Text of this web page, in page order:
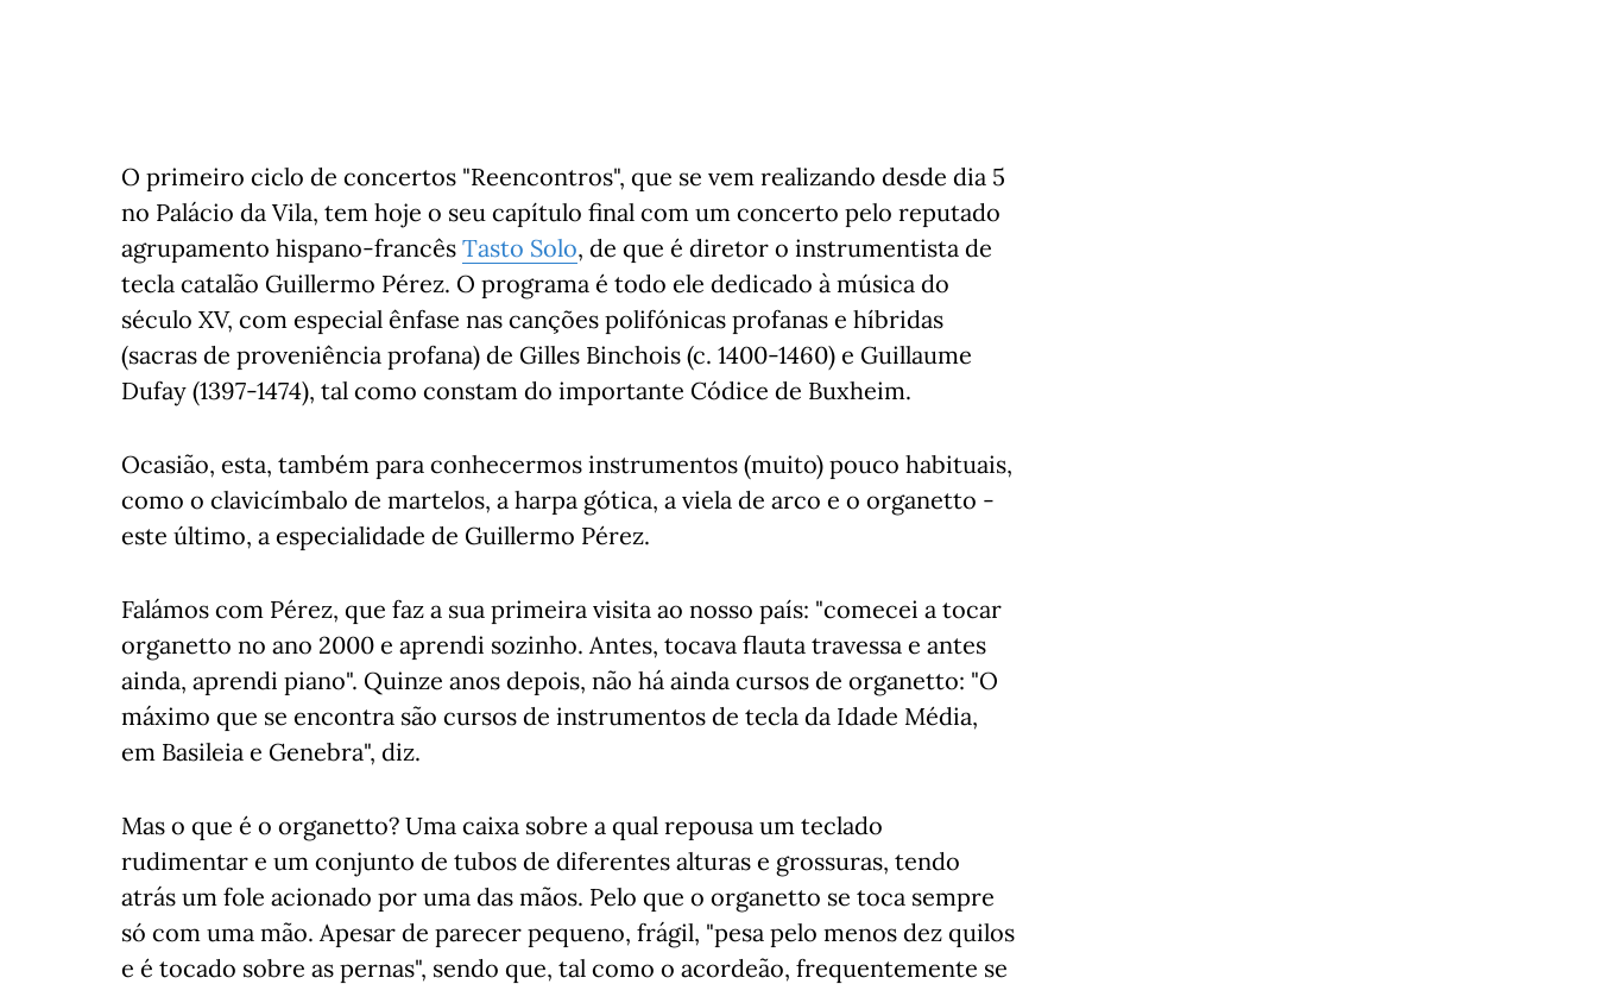
O primeiro ciclo de concertos "Reencontros", que se vem realizando desde dia 5
no Palácio da Vila, tem hoje o seu capítulo final com um concerto pelo reputado
agrupamento hispano-francês Tasto Solo, de que é diretor o instrumentista de
tecla catalão Guillermo Pérez. O programa é todo ele dedicado à música do
século XV, com especial ênfase nas canções polifónicas profanas e híbridas
(sacras de proveniência profana) de Gilles Binchois (c. 1400-1460) e Guillaume
Dufay (1397-1474), tal como constam do importante Códice de Buxheim.
Ocasião, esta, também para conhecermos instrumentos (muito) pouco habituais,
como o clavicímbalo de martelos, a harpa gótica, a viela de arco e o organetto -
este último, a especialidade de Guillermo Pérez.
Falámos com Pérez, que faz a sua primeira visita ao nosso país: "comecei a tocar
organetto no ano 2000 e aprendi sozinho. Antes, tocava flauta travessa e antes
ainda, aprendi piano". Quinze anos depois, não há ainda cursos de organetto: "O
máximo que se encontra são cursos de instrumentos de tecla da Idade Média,
em Basileia e Genebra", diz.
Mas o que é o organetto? Uma caixa sobre a qual repousa um teclado
rudimentar e um conjunto de tubos de diferentes alturas e grossuras, tendo
atrás um fole acionado por uma das mãos. Pelo que o organetto se toca sempre
só com uma mão. Apesar de parecer pequeno, frágil, "pesa pelo menos dez quilos
e é tocado sobre as pernas", sendo que, tal como o acordeão, frequentemente se